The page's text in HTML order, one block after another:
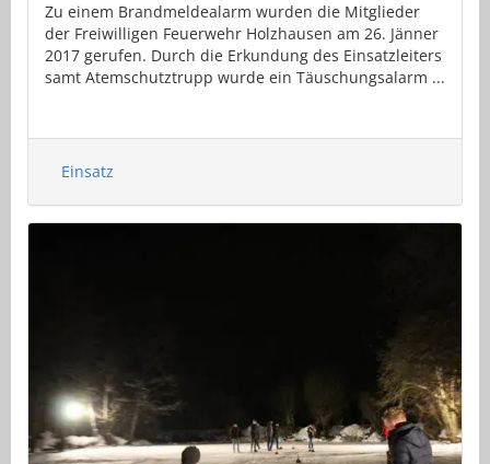
Zu einem Brandmeldealarm wurden die Mitglieder
der Freiwilligen Feuerwehr Holzhausen am 26. Jänner
2017 gerufen. Durch die Erkundung des Einsatzleiters
samt Atemschutztrupp wurde ein Täuschungsalarm ...
Einsatz